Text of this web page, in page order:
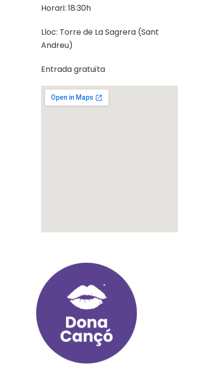
Horari: 18:30h
Lloc: Torre de La Sagrera (Sant
Andreu)
Entrada gratuïta